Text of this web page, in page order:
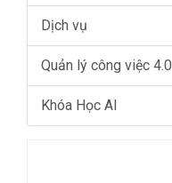
Dịch vụ
Quản lý công việc 4.0
Khóa Học AI